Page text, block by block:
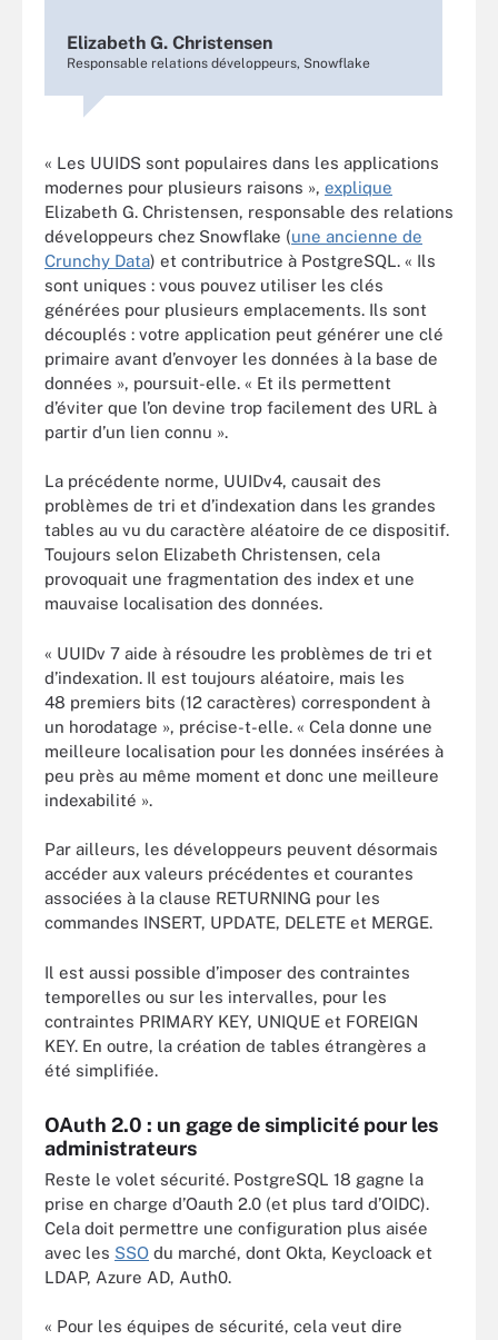
Elizabeth G. Christensen
Responsable relations développeurs, Snowflake
« Les UUIDS sont populaires dans les applications
modernes pour plusieurs raisons », explique
Elizabeth G. Christensen, responsable des relations
développeurs chez Snowflake (une ancienne de
Crunchy Data) et contributrice à PostgreSQL. « Ils
sont uniques : vous pouvez utiliser les clés
générées pour plusieurs emplacements. Ils sont
découplés : votre application peut générer une clé
primaire avant d’envoyer les données à la base de
données », poursuit-elle. « Et ils permettent
d’éviter que l’on devine trop facilement des URL à
partir d’un lien connu ».
La précédente norme, UUIDv4, causait des
problèmes de tri et d’indexation dans les grandes
tables au vu du caractère aléatoire de ce dispositif.
Toujours selon Elizabeth Christensen, cela
provoquait une fragmentation des index et une
mauvaise localisation des données.
« UUIDv 7 aide à résoudre les problèmes de tri et
d’indexation. Il est toujours aléatoire, mais les
48 premiers bits (12 caractères) correspondent à
un horodatage », précise-t-elle. « Cela donne une
meilleure localisation pour les données insérées à
peu près au même moment et donc une meilleure
indexabilité ».
Par ailleurs, les développeurs peuvent désormais
accéder aux valeurs précédentes et courantes
associées à la clause RETURNING pour les
commandes INSERT, UPDATE, DELETE et MERGE.
Il est aussi possible d’imposer des contraintes
temporelles ou sur les intervalles, pour les
contraintes PRIMARY KEY, UNIQUE et FOREIGN
KEY. En outre, la création de tables étrangères a
été simplifiée.
OAuth 2.0 : un gage de simplicité pour les
administrateurs
Reste le volet sécurité. PostgreSQL 18 gagne la
prise en charge d’Oauth 2.0 (et plus tard d’OIDC).
Cela doit permettre une configuration plus aisée
avec les SSO du marché, dont Okta, Keycloack et
LDAP, Azure AD, Auth0.
« Pour les équipes de sécurité, cela veut dire